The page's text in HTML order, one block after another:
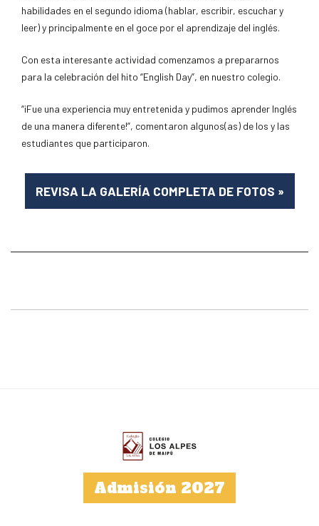
habilidades en el segundo idioma (hablar, escribir, escuchar y
leer) y principalmente en el goce por el aprendizaje del inglés.
Con esta interesante actividad comenzamos a prepararnos
para la celebración del hito “English Day”, en nuestro colegio.
“¡Fue una experiencia muy entretenida y pudimos aprender Inglés
de una manera diferente!”, comentaron algunos(as) de los y las
estudiantes que participaron.
REVISA LA GALERÍA COMPLETA DE FOTOS »
Admisión 2027